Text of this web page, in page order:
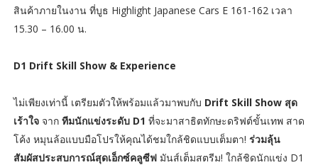
สินค้าภายในงาน ที่บูธ Highlight Japanese Cars E 161-162 เวลา
15.30 – 16.00 น.
D1 Drift Skill Show & Experience
ไม่เพียงเท่านี้ เตรียมตัวให้พร้อมแล้วมาพบกับ Drift Skill Show สุด
เร้าใจจาก ทีมนักแข่งระดับ D1 ที่จะมาสาธิตทักษะดริฟต์ขั้นเทพ สาด
โค้ง หมุนล้อแบบมือโปรให้คุณได้ชมใกล้ชิดแบบเต็มตา! ร่วมลุ้น
สัมผัสประสบการณ์สุดเอ็กซ์คลูซีฟมันส์เต็มสตรีม! ใกล้ชิดนักแข่ง D1